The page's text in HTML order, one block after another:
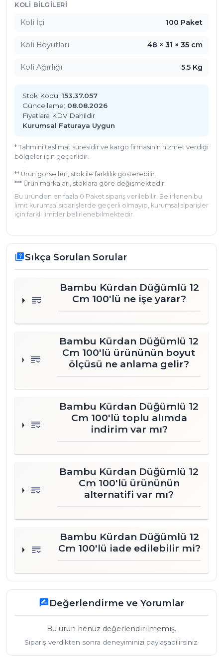
malzemelerden üretilen bu kürdanlar, doğaya
geri dönüşüm açısından büyük bir avantaj sağlar.
kürdanlar, sürdürülebilir bir yaşam tarzını
parti kürdanı olarak da kullanılabilecek bu ürün,
aynı zamanda süslü kürdan kategorisinde de
değerlendirilebilir. Şık sunumlar için ideal olan bu
kürdanlar, özellikle kokteyllerde ve küçük
atıştırmalıkların sunumunda öne çıkar. Servis
kürdanı ve kokteyl kürdanı olarak kullanımda
Doğal, zarif ve çok yönlü olan bu bambu
kürdanlarla sunumlarınızda fark yaratın.
KOLI BILGILERI
Koli İçi 100 Paket
Koli Boyutları 48 × 31 × 35 cm
Koli Ağırlığı 5.5 Kg
Stok Kodu: 153.37.057
Güncelleme: 08.08.2026
Fiyatlara KDV Dahildir
Kurumsal Faturaya Uygun
* Tahmini teslimat süresidir ve kargo firmasının hizmet verdiği
bölgeler için geçerlidir.
** Ürün görselleri, stok ile farklılık gösterebilir.
*** Ürün markaları, stoklara göre değişmektedir.
Bu üründen en fazla 0 Paket sipariş verilebilir. Belirlenen bu
limit kurumsal siparişlerde geçerli olmayıp, kurumsal siparişler
için farklı limitler belirlenebilmektedir.
quizSıkça Sorulan Sorular
Bambu Kürdan Düğümlü 12
Cm 100'lü ne işe yarar?
Bambu Kürdan Düğümlü 12
Cm 100'lü ürününün boyut
ölçüsü ne anlama gelir?
Bambu Kürdan Düğümlü 12
Cm 100'lü toplu alımda
indirim var mı?
Bambu Kürdan Düğümlü 12
Cm 100'lü ürününün
alternatifi var mı?
Bambu Kürdan Düğümlü 12
Cm 100'lü iade edilebilir mi?
rate_reviewDeğerlendirme ve Yorumlar
Bu ürün henüz değerlendirilmemiş.
Sipariş verdikten sonra deneyiminizi paylaşabilirsiniz.